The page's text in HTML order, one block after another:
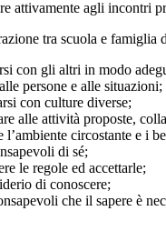
attivamente agli incontri
tra scuola e famiglia
con gli altri in modo
persone e alle situazioni;
con culture diverse;
alle attività proposte,
l’ambiente circostante e i
di sé;
le regole ed accettarle;
di conoscere;
che il sapere è